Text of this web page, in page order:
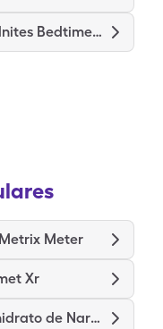
Goodnites Bedtime Underwear
Meter
Xr
Clorhidrato de Naratriptán